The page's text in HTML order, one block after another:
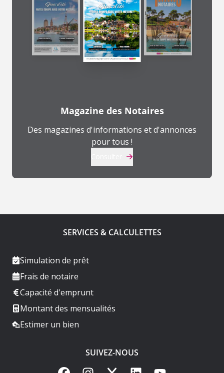
Magazine des Notaires
Des magazines d'informations et d'annonces
pour tous !
SERVICES & CALCULETTES
Simulation de prêt
Frais de notaire
Capacité d'emprunt
Montant des mensualités
Estimer un bien
SUIVEZ-NOUS